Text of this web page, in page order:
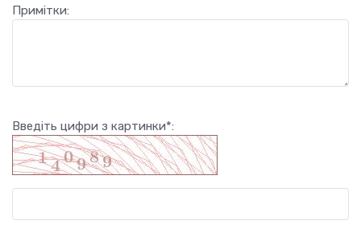
Примітки:
Введіть цифри з картинки*: